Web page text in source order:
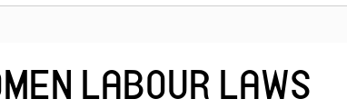
LABOUR LAWS